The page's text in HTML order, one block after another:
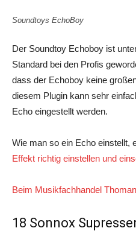
Soundtoys EchoBoy
Der Soundtoy Echoboy ist
Standard bei den Profis
dass der Echoboy keine
diesem Plugin kann sehr
Echo eingestellt werden.
Wie man so ein Echo einstellt,
Effekt richtig einstellen und
Beim Musikfachhandel
18 Sonnox